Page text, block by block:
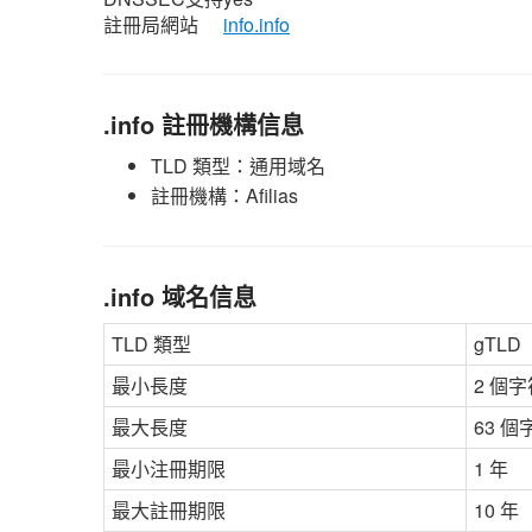
註冊局網站
info.info
.info 註冊機構信息
TLD 類型：通用域名
註冊機構：Afilias
.info 域名信息
TLD 類型
gTLD
最小長度
2 個
最大長度
63 個
最小注冊期限
1 年
最大註冊期限
10 年